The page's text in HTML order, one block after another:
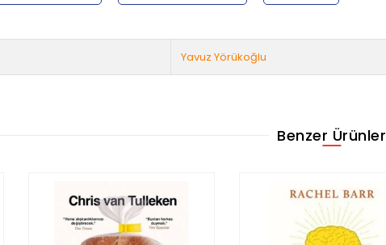
Yavuz Yörükoğlu
Benzer Ürünler